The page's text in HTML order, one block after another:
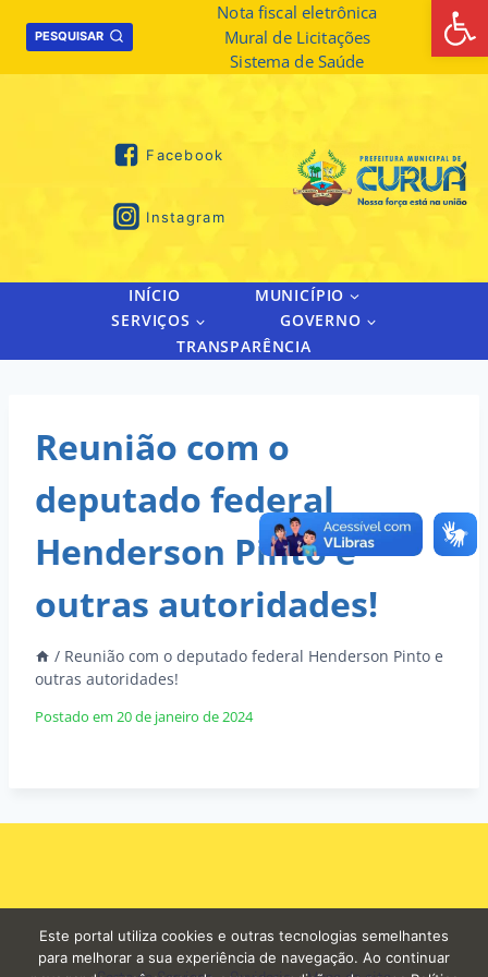
PESQUISAR
Nota fiscal eletrônica
Mural de Licitações
Sistema de Saúde
Facebook
Instagram
INÍCIO
MUNICÍPIO
SERVIÇOS
GOVERNO
TRANSPARÊNCIA
Reunião com o
deputado federal
Henderson Pinto e
outras autoridades!
/ Reunião com o deputado federal Henderson Pinto e
outras autoridades!
Postado em 20 de janeiro de 2024
Este portal utiliza cookies e outras tecnologias semelhantes
para melhorar a sua experiência de navegação. Ao continuar